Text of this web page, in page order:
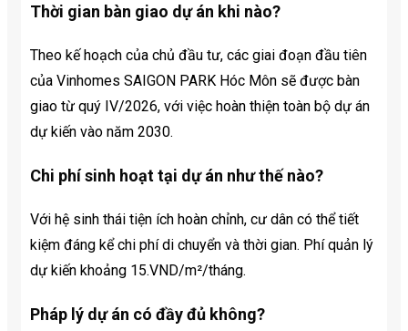
Thời gian bàn giao dự án khi nào?
Theo kế hoạch của chủ đầu tư, các giai đoạn đầu tiên
của Vinhomes SAIGON PARK Hóc Môn sẽ được bàn
giao từ quý IV/2026, với việc hoàn thiện toàn bộ dự án
dự kiến vào năm 2030.
Chi phí sinh hoạt tại dự án như thế nào?
Với hệ sinh thái tiện ích hoàn chỉnh, cư dân có thể tiết
kiệm đáng kể chi phí di chuyển và thời gian. Phí quản lý
dự kiến khoảng 15.VND/m²/tháng.
Pháp lý dự án có đầy đủ không?